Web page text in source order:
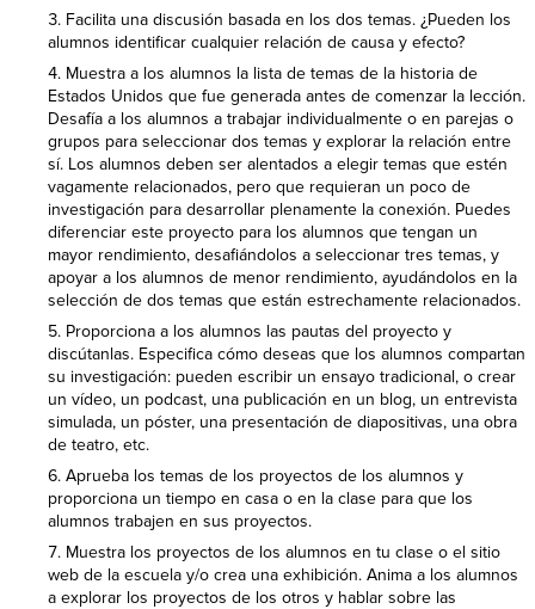
Facilita una discusión basada en los dos temas. ¿Pueden los
alumnos identificar cualquier relación de causa y efecto?
Muestra a los alumnos la lista de temas de la historia de
Estados Unidos que fue generada antes de comenzar la lección.
Desafía a los alumnos a trabajar individualmente o en parejas o
grupos para seleccionar dos temas y explorar la relación entre
sí. Los alumnos deben ser alentados a elegir temas que estén
vagamente relacionados, pero que requieran un poco de
investigación para desarrollar plenamente la conexión. Puedes
diferenciar este proyecto para los alumnos que tengan un
mayor rendimiento, desafiándolos a seleccionar tres temas, y
apoyar a los alumnos de menor rendimiento, ayudándolos en la
selección de dos temas que están estrechamente relacionados.
Proporciona a los alumnos las pautas del proyecto y
discútanlas. Especifica cómo deseas que los alumnos compartan
su investigación: pueden escribir un ensayo tradicional, o crear
un vídeo, un podcast, una publicación en un blog, un entrevista
simulada, un póster, una presentación de diapositivas, una obra
de teatro, etc.
Aprueba los temas de los proyectos de los alumnos y
proporciona un tiempo en casa o en la clase para que los
alumnos trabajen en sus proyectos.
Muestra los proyectos de los alumnos en tu clase o el sitio
web de la escuela y/o crea una exhibición. Anima a los alumnos
a explorar los proyectos de los otros y hablar sobre las